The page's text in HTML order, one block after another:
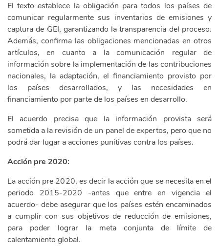
El texto establece la obligación para todos los países de
comunicar regularmente sus inventarios de emisiones y
captura de GEI, garantizando la transparencia del proceso.
Además, confirma las obligaciones mencionadas en otros
artículos, en cuanto a la comunicación regular de
información sobre la implementación de las contribuciones
nacionales, la adaptación, el financiamiento provisto por
los países desarrollados, y las necesidades en
financiamiento por parte de los países en desarrollo.
El acuerdo precisa que la información provista será
sometida a la revisión de un panel de expertos, pero que no
podrá dar lugar a acciones punitivas contra los países.
Acción pre 2020:
La acción pre 2020, es decir la acción que se necesita en el
periodo 2015-2020 -antes que entre en vigencia el
acuerdo- debe asegurar que los países estén encaminados
a cumplir con sus objetivos de reducción de emisiones,
para poder lograr la meta conjunta de límite de
calentamiento global.